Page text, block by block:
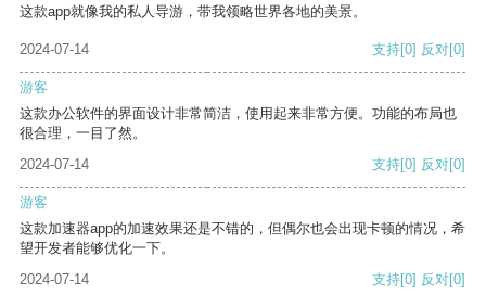
这款app就像我的私人导游，带我领略世界各地的美景。
2024-07-14 支持[0] 反对[0]
游客
这款办公软件的界面设计非常简洁，使用起来非常方便。功能的布局也
很合理，一目了然。
2024-07-14
支持[0] 反对[0]
游客
这款加速器app的加速效果还是不错的，但偶尔也会出现卡顿的情况，希
望开发者能够优化一下。
2024-07-14
支持[0] 反对[0]